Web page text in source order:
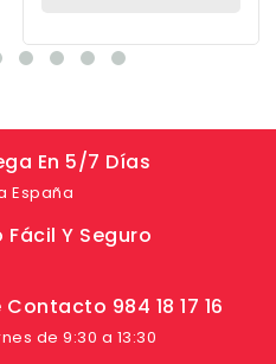
En 5/7 Días
España
Fácil Y Seguro
984 18 17 16
de 9:30 a 13:30